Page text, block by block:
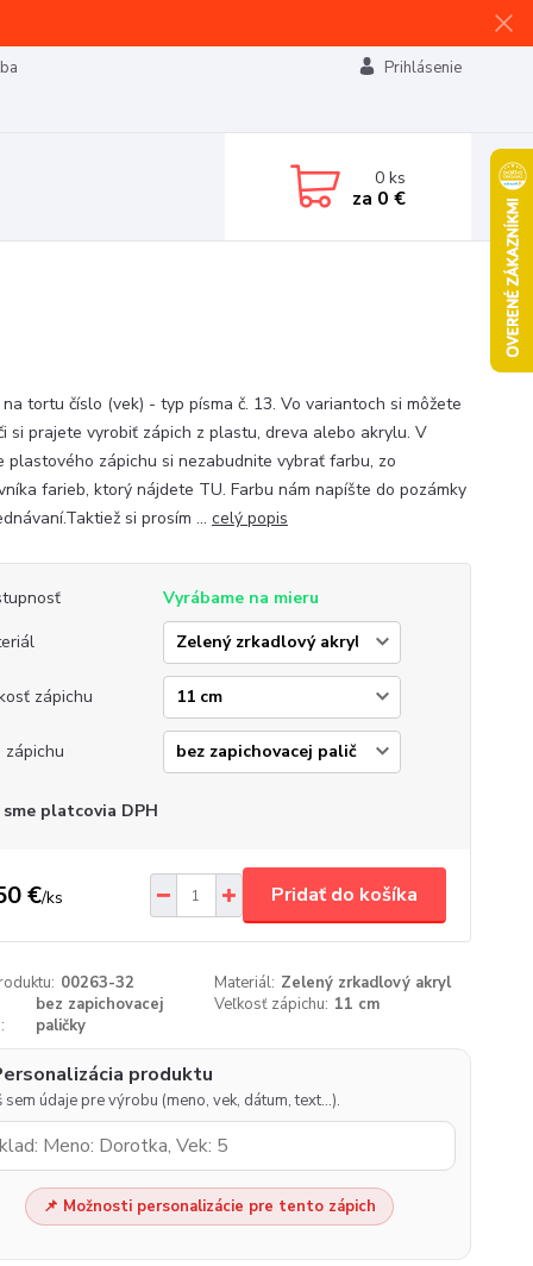
Prihlásenie
0ks
za 0 €
tortu číslo (vek) - typ písma č. 13. Vo variantoch si môžete
si prajete vyrobiť zápich z plastu, dreva alebo akrylu. V
plastového zápichu si nezabudnite vybrať farbu, zo
farieb, ktorý nájdete TU. Farbu nám napíšte do pozámky
si prosím ... celý popis
Vyrábame na mieru
zápichu
zápichu
sme platcovia DPH
€/ks Pridať do košíka
00263-32 Materiál: Zelený zrkadlový akryl
bez zapichovacej
paličky
Veľkosť zápichu: 11 cm
produktu
sem údaje pre výrobu (meno, vek, dátum, text…).
📌 Možnosti personalizácie pre tento zápich